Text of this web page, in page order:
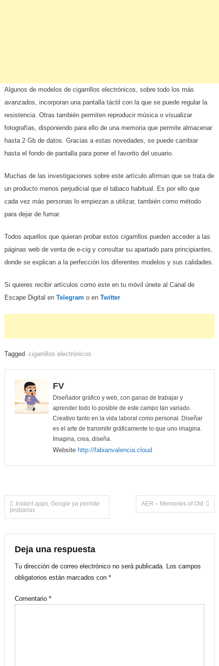
Algunos de modelos de cigarrillos electrónicos, sobre todo los más
avanzados, incorporan una pantalla táctil con la que se puede regular la
resistencia. Otras también permiten reproducir música o visualizar
fotografías, disponiendo para ello de una memoria que permite almacenar
hasta 2 Gb de datos. Gracias a estas novedades, se puede cambiar
hasta el fondo de pantalla para poner el favorito del usuario.
Muchas de las investigaciones sobre este artículo afirman que se trata de
un producto menos perjudicial que el tabaco habitual. Es por ello que
cada vez más personas lo empiezan a utilizar, también como método
para dejar de fumar.
Todos aquellos que quieran probar estos cigarrillos pueden acceder a las
páginas web de venta de e-cig y consultar su apartado para principiantes,
donde se explican a la perfección los diferentes modelos y sus calidades.
Si quieres recibir artículos como este en tu móvil únete al Canal de
Escape Digital en Telegram o en Twitter
Tagged cigarrillos electrónicos
FV
Diseñador gráfico y web, con ganas de trabajar y
aprender todo lo posible de este campo tan variado.
Creativo tanto en la vida laboral como personal. Diseñar
es el arte de transmitir gráficamente lo que uno imagina.
Imagina, crea, diseña.
Website http://fabianvalencia.cloud
Navegación
entradas
Instant apps, Google ya permite
probarlas
AER – Memories of Old
Deja una respuesta
Tu dirección de correo electrónico no será publicada. Los campos
obligatorios están marcados con *
Comentario *